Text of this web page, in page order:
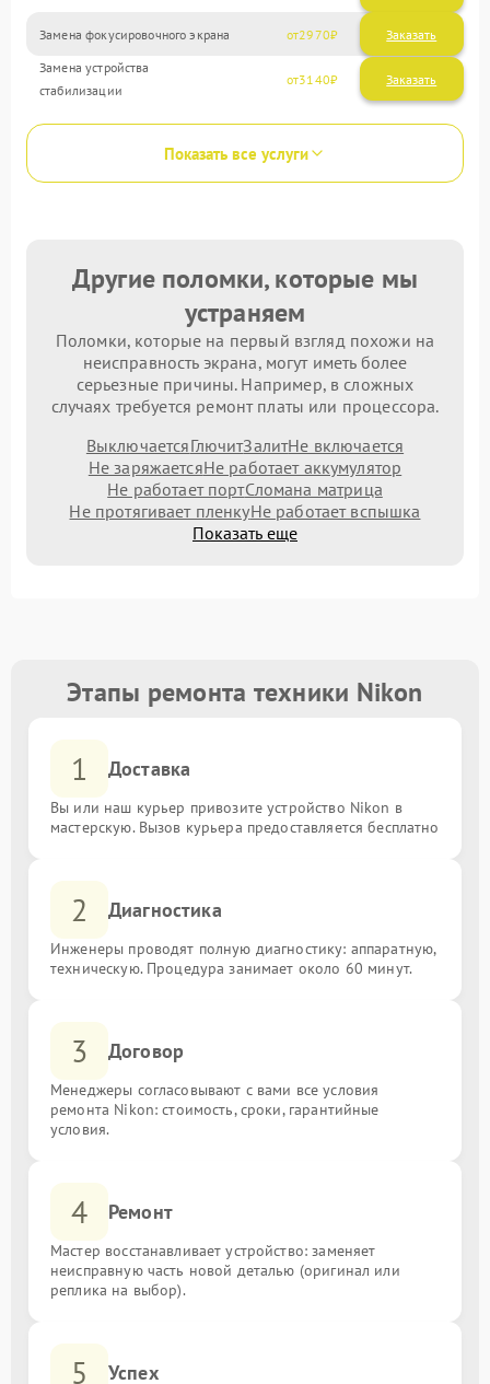
Замена фокусировочного экрана 2970
Замена устройства
стабилизации
3140
Показать все услуги
Другие поломки, которые мы
устраняем
Поломки, которые на первый взгляд похожи на
неисправность экрана, могут иметь более
серьезные причины. Например, в сложных
случаях требуется ремонт платы или процессора.
ВыключаетсяГлючитЗалитНе включается
Не заряжаетсяНе работает аккумулятор
Не работает портСломана матрица
Не протягивает пленкуНе работает вспышка
Показать еще
Этапы ремонта техники Nikon
1 Доставка
Вы или наш курьер привозите устройство Nikon в
мастерскую. Вызов курьера предоставляется бесплатно
2 Диагностика
Инженеры проводят полную диагностику: аппаратную,
техническую. Процедура занимает около 60 минут.
3 Договор
Менеджеры согласовывают с вами все условия
ремонта Nikon: стоимость, сроки, гарантийные
условия.
4 Ремонт
Мастер восстанавливает устройство: заменяет
неисправную часть новой деталью (оригинал или
реплика на выбор).
5 Успех